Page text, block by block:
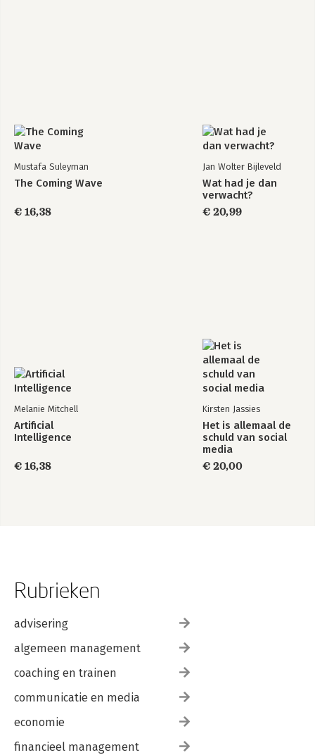
Mustafa Suleyman
The Coming Wave
€ 16,38
Jan Wolter Bijleveld
Wat had je dan
verwacht?
€ 20,99
Melanie Mitchell
Artificial
Intelligence
€ 16,38
Kirsten Jassies
Het is allemaal de
schuld van social
media
€ 20,00
Rubrieken
advisering
algemeen management
coaching en trainen
communicatie en media
economie
financieel management